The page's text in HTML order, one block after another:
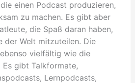
einen Podcast produzieren,
zu machen. Es gibt aber
die Spaß daran haben,
der Welt mitzuteilen. Die
vielfältig wie die
Es gibt Talkformate,
Lernpodcasts,